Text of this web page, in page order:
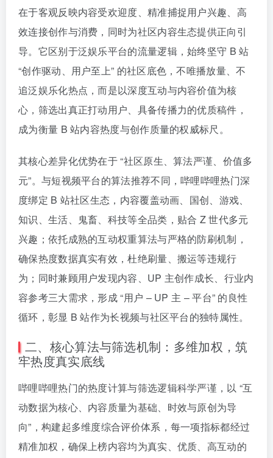
在于客观反映内容受欢迎度、精准捕捉用户兴趣、高
效连接创作与消费，同时为社区内容生态提供正向引
导。它区别于泛娱乐平台的流量逻辑，始终坚守 B 站
“创作驱动、用户至上” 的社区底色，不唯播放量、不
追泛娱乐化热点，而是以深度互动与内容价值为核
心，筛选出真正打动用户、具备传播力的优质稿件，
成为衡量 B 站内容热度与创作质量的权威标尺。
其核心差异化优势在于 “社区原生、算法严谨、价值多
元”。与短视频平台的算法推荐不同，哔哩哔哩热门深
度绑定 B 站社区生态，内容覆盖动画、国创、游戏、
知识、生活、鬼畜、科技等全品类，贴合 Z 世代多元
兴趣；依托成熟的互动权重算法与严格的防刷机制，
确保热度数据真实有效，杜绝刷量、搬运等违规行
为；同时兼顾用户发现内容、UP 主创作成长、行业内
容参考三大需求，形成 “用户 – UP 主 – 平台” 的良性
循环，彰显 B 站作为长视频与社区平台的独特属性。
二、核心算法与筛选机制：多维加权，筑
牢热度真实底线
哔哩哔哩热门的热度计算与筛选逻辑科学严谨，以 “互
动数据为核心、内容质量为基础、时效与原创为导
向”，构建起多维度综合评价体系，每一项指标都经过
精准加权，确保上榜内容均为真实、优质、高互动的